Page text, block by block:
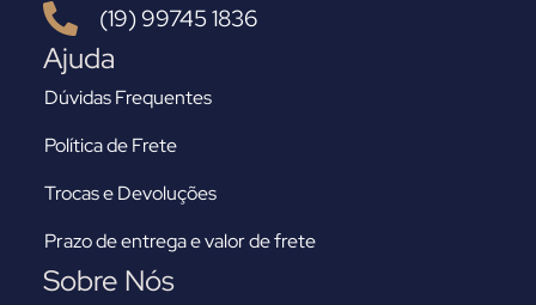
(19) 99745 1836
Ajuda
Dúvidas Frequentes
Política de Frete
Trocas e Devoluções
Prazo de entrega e valor de frete
Sobre Nós